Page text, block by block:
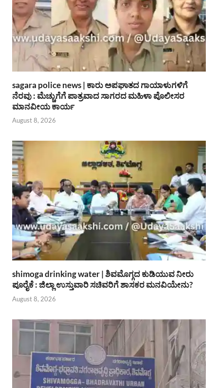
sagara police news | ಕಾರು ಅಪಘಾತದ ಗಾಯಾಳುಗಳಿಗೆ
ನೆರವು : ಮೆಚ್ಚುಗೆಗೆ ಪಾತ್ರವಾದ ಸಾಗರದ ಮಹಿಳಾ ಪೊಲೀಸರ
ಮಾನವೀಯ ಕಾರ್ಯ
August 8, 2026
shimoga drinking water | ಶಿವಮೊಗ್ಗದ ಕುಡಿಯುವ ನೀರು
ಪೂರೈಕೆ : ಜಿಲ್ಲಾ ಉಸ್ತುವಾರಿ ಸಚಿವರಿಗೆ ಶಾಸಕರ ಮನವಿಯೇನು?
August 8, 2026